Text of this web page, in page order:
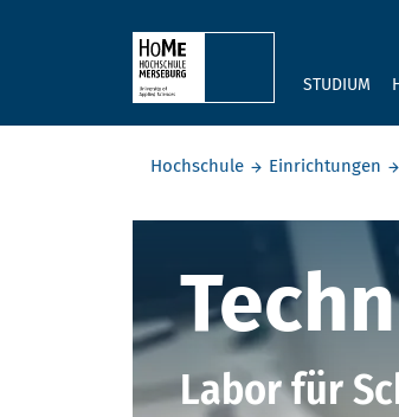
STUDIUM
Hochschule
Einrichtungen
Labor für